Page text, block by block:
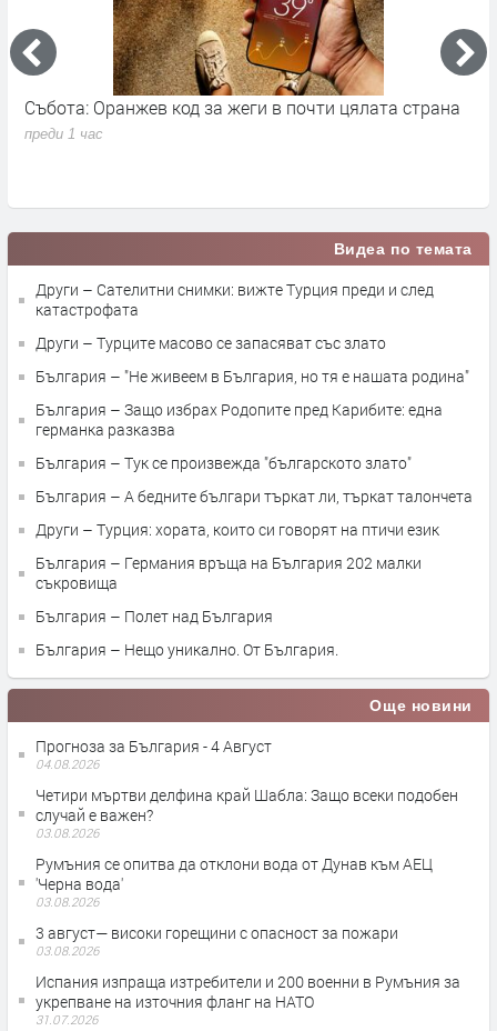
Оранжев код за жеги в почти цялата страна
1 час
Видеа по темата
Други – Сателитни снимки: вижте Турция преди и след
катастрофата
Други – Турците масово се запасяват със злато
България – "Не живеем в България, но тя е нашата родина"
България – Защо избрах Родопите пред Карибите: една
германка разказва
България – Тук се произвежда "българското злато"
България – А бедните българи търкат ли, търкат талончета
Други – Турция: хората, които си говорят на птичи език
България – Германия връща на България 202 малки
съкровища
България – Полет над България
България – Нещо уникално. От България.
Още новини
Прогноза за България - 4 Август
04.08.2026
Четири мъртви делфина край Шабла: Защо всеки подобен
случай е важен?
03.08.2026
Румъния се опитва да отклони вода от Дунав към АЕЦ
'Черна вода'
03.08.2026
3 август— високи горещини с опасност за пожари
03.08.2026
Испания изпраща изтребители и 200 военни в Румъния за
укрепване на източния фланг на НАТО
31.07.2026